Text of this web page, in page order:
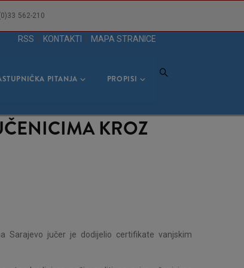
562-210
RSS KONTAKTI MAPA STRANICE
PITANJA PROPISI
KROZ
Sarajevo jučer je dodijelio certifikate vanjskim